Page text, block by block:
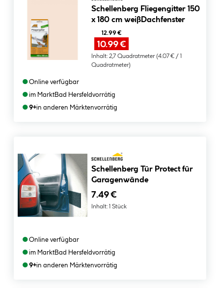
Schellenberg Fliegengitter 150
x 180 cm weißDachfenster
12.99 €
10.99 €
Inhalt: 2,7 Quadratmeter (4.07 € / 1
Quadratmeter)
●Online verfügbar
●im MarktBad Hersfeldvorrätig
●9+in anderen Märktenvorrätig
Schellenberg Tür Protect für
Garagenwände
7.49 €
Inhalt: 1 Stück
●Online verfügbar
●im MarktBad Hersfeldvorrätig
●9+in anderen Märktenvorrätig